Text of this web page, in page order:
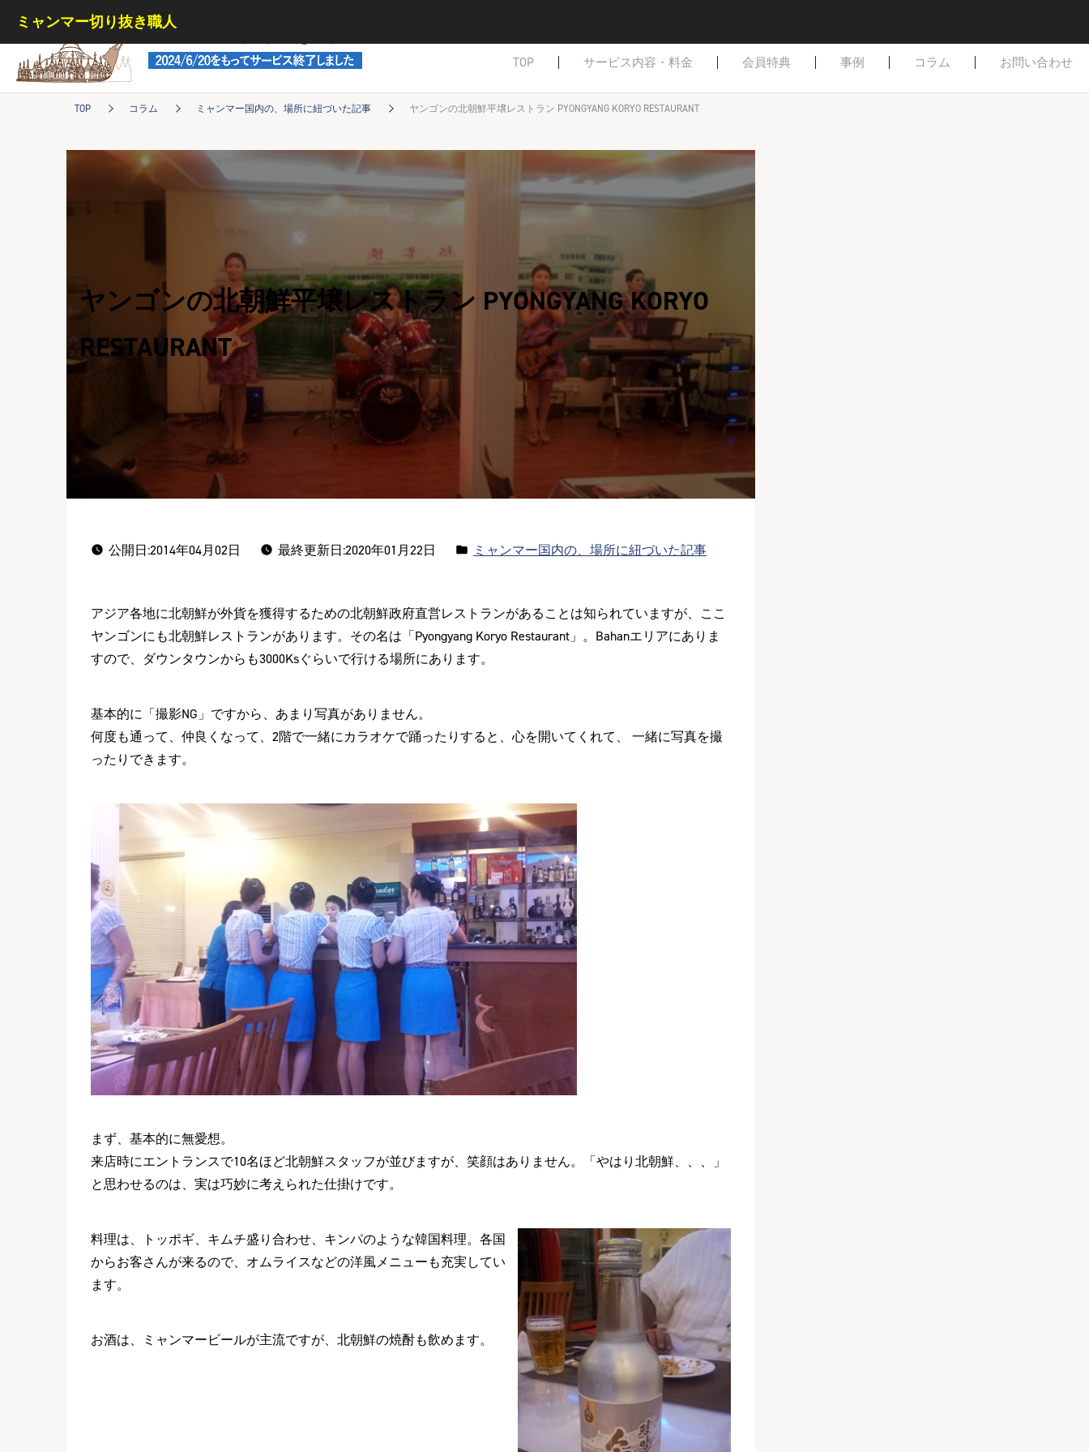
ミャンマー切り抜き職人
ミャンマー切り抜き職人
TOP サービス内容・料金 会員特典 事例 コラム お問い合わせ
TOP コラム ミャンマー国内の、場所に紐づいた記事 ヤンゴンの北朝鮮平壌レストラン PYONGYANG KORYO RESTAURANT
ヤンゴンの北朝鮮平壌レストラン PYONGYANG KORYO
RESTAURANT
公開日:2014年04月02日 最終更新日:2020年01月22日
カ
リ
ー:
ミャンマー国内の、場所に紐づいた記事
アジア各地に北朝鮮が外貨を獲得するための北朝鮮政府直営レストランがあることは知られていますが、ここ
ヤンゴンにも北朝鮮レストランがあります。その名は「Pyongyang Koryo Restaurant」。Bahanエリアにありま
すので、ダウンタウンからも3000Ksぐらいで行ける場所にあります。
基本的に「撮影NG」ですから、あまり写真がありません。
何度も通って、仲良くなって、2階で一緒にカラオケで踊ったりすると、心を開いてくれて、 一緒に写真を撮
ったりできます。
まず、基本的に無愛想。
来店時にエントランスで10名ほど北朝鮮スタッフが並びますが、笑顔はありません。「やはり北朝鮮、、、」
と思わせるのは、実は巧妙に考えられた仕掛けです。
料理は、トッポギ、キムチ盛り合わせ、キンパのような韓国料理。各国
からお客さんが来るので、オムライスなどの洋風メニューも充実してい
ます。
お酒は、ミャンマービールが主流ですが、北朝鮮の焼酎も飲めます。